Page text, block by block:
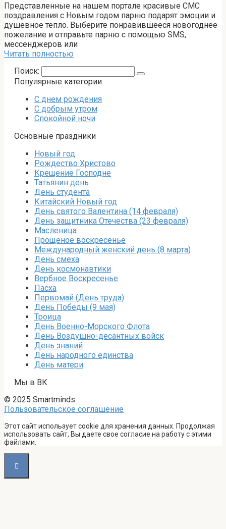
Представленные на нашем портале красивые СМС
поздравления с Новым годом парню подарят эмоции и
душевное тепло. Выберите понравившееся новогоднее
пожелание и отправьте парню с помощью SMS,
мессенджеров или
Читать полностью
Поиск:
Популярные категории
С днем рождения
С добрым утром
Спокойной ночи
Основные праздники
Новый год
Рождество Христово
Крещение Господне
Татьянин день
День студента
Китайский Новый год
День святого Валентина (14 февраля)
День защитника Отечества (23 февраля)
Масленица
Прощеное воскресенье
Международный женский день (8 марта)
День смеха
День космонавтики
Вербное Воскресенье
Пасха
Первомай (День труда)
День Победы (9 мая)
Троица
День Военно-Морского Флота
День Воздушно-десантных войск
День знаний
День народного единства
День матери
Мы в ВК
© 2025 Smartminds
Пользовательское соглашение
Этот сайт использует cookie для хранения данных. Продолжая
использовать сайт, Вы даете свое согласие на работу с этими
файлами.